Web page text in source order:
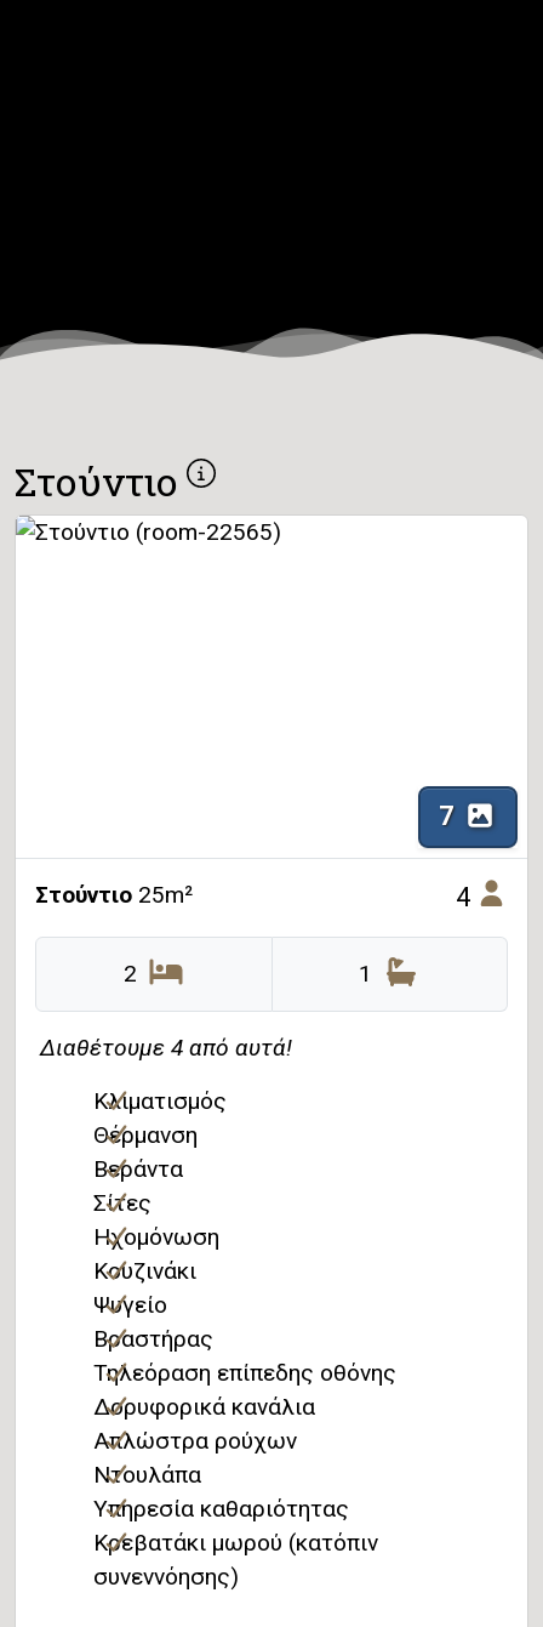
Στούντιο
7
Στούντιο 25m² 4
2 1
Διαθέτουμε 4 από αυτά!
Κλιματισμός
Θέρμανση
Βεράντα
Σίτες
Ηχομόνωση
Κουζινάκι
Ψυγείο
Βραστήρας
Τηλεόραση επίπεδης οθόνης
Δορυφορικά κανάλια
Απλώστρα ρούχων
Ντουλάπα
Υπηρεσία καθαριότητας
Κρεβατάκι μωρού (κατόπιν
συνεννόησης)